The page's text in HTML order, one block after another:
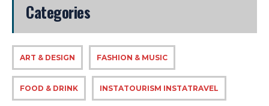
Categories
ART & DESIGN FASHION & MUSIC
FOOD & DRINK INSTATOURISM INSTATRAVEL